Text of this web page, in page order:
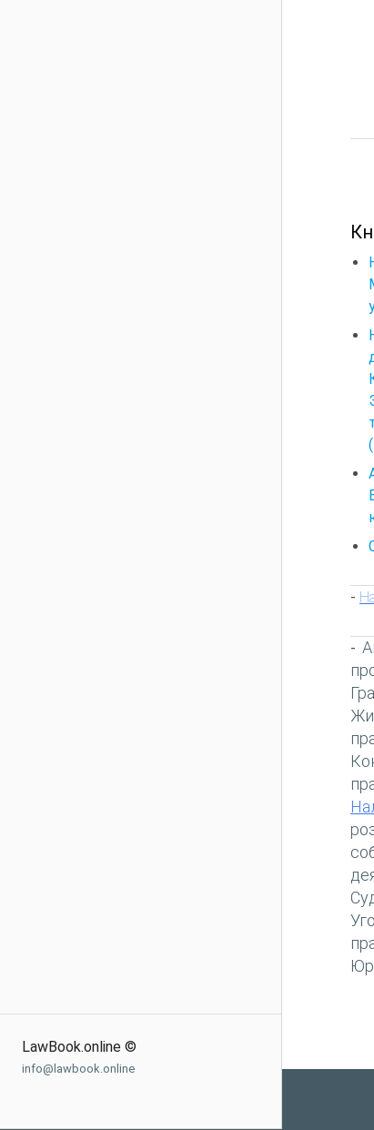
LawBook.online ©
info@lawbook.online
-
-